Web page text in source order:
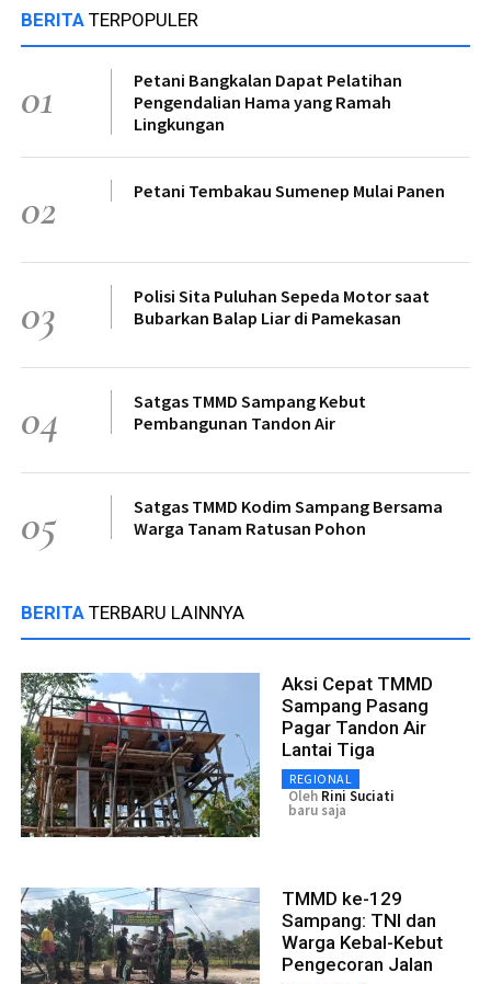
BERITA TERPOPULER
01
Petani Bangkalan Dapat Pelatihan
Pengendalian Hama yang Ramah
Lingkungan
02 Petani Tembakau Sumenep Mulai Panen
03
Polisi Sita Puluhan Sepeda Motor saat
Bubarkan Balap Liar di Pamekasan
04
Satgas TMMD Sampang Kebut
Pembangunan Tandon Air
05
Satgas TMMD Kodim Sampang Bersama
Warga Tanam Ratusan Pohon
BERITA TERBARU LAINNYA
Aksi Cepat TMMD
Sampang Pasang
Pagar Tandon Air
Lantai Tiga
REGIONAL
Oleh Rini Suciati
baru saja
TMMD ke-129
Sampang: TNI dan
Warga Kebal-Kebut
Pengecoran Jalan